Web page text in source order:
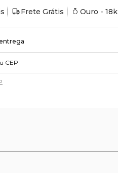
Frete Grátis Ouro - 18k